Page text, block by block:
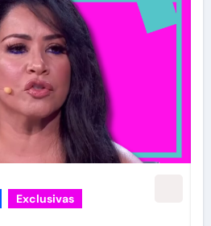
Sean 'Diddy' Combs